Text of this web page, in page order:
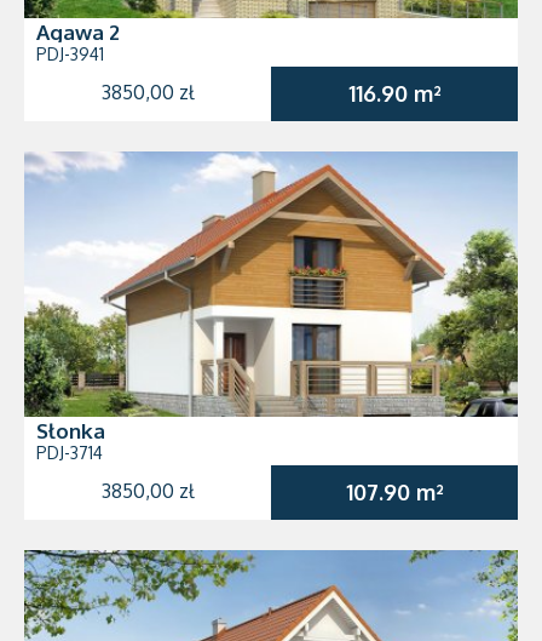
Agawa 2
PDJ-3941
3850,00 zł 116.90 m²
Słonka
PDJ-3714
3850,00 zł 107.90 m²